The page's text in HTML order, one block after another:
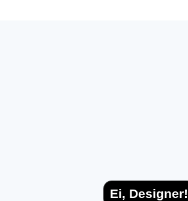
Ei, Designer!